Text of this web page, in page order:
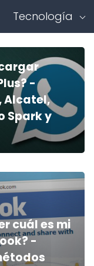
Tecnología
-
Alcatel,
Spark y
cuál es mi
-